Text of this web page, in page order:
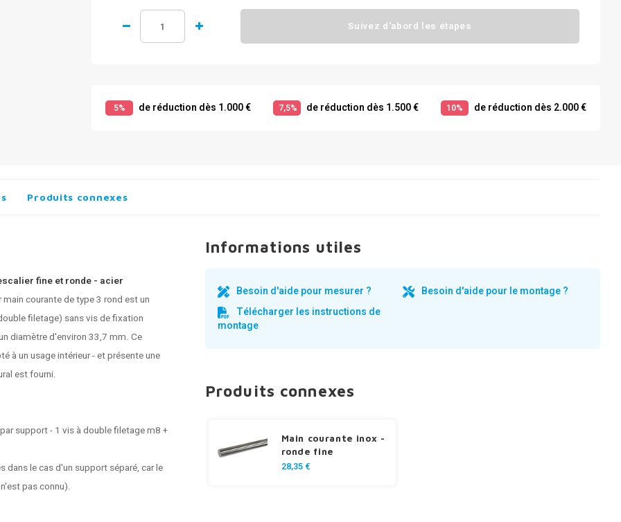
Suivez d'abord les étapes
5% de réduction dès 1.000 € 7,5% de réduction dès 1.500 € 10% de réduction dès 2.000 €
Produits connexes
fine et ronde - acier
courante de type 3 rond est un
filetage) sans vis de fixation
diamètre d'environ 33,7 mm. Ce
à un usage intérieur - et présente une
est fourni.
support - 1 vis à double filetage m8 +
dans le cas d'un support séparé, car le
pas connu).
Informations utiles
Besoin d'aide pour mesurer ?
Besoin d'aide pour le montage ?
Télécharger les instructions de
montage
Produits connexes
Main courante inox -
ronde fine
28,35 €